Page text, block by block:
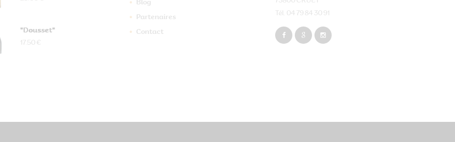
"Dousset"
17.50 €
Blog
Partenaires
Contact
Tél. 04 79 84 30 91